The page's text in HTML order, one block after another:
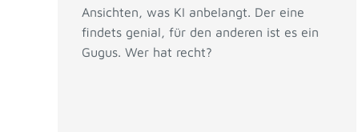
Ansichten, was KI anbelangt. Der eine
findets genial, für den anderen ist es ein
Gugus. Wer hat recht?